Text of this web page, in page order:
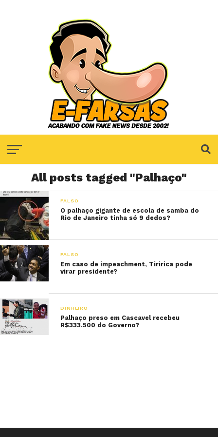
All posts tagged "Palhaço"
FALSO
O palhaço gigante de escola de samba do
Rio de Janeiro tinha só 9 dedos?
FALSO
Em caso de impeachment, Tiririca pode
virar presidente?
DINHEIRO
Palhaço preso em Cascavel recebeu
R$333.500 do Governo?